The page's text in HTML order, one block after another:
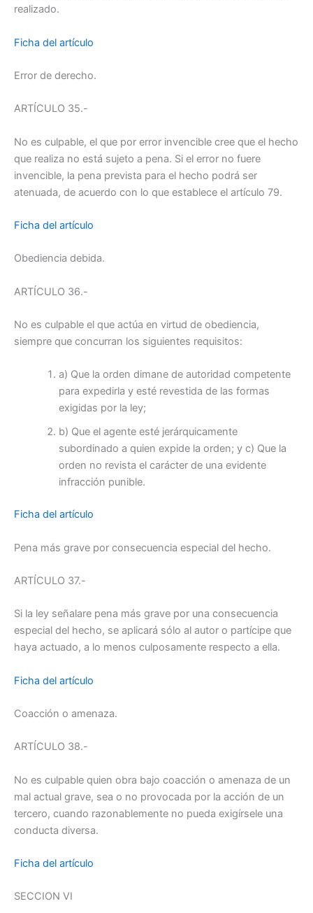
realizado.
Ficha del artículo
Error de derecho.
ARTÍCULO 35.-
No es culpable, el que por error invencible cree que el hecho
que realiza no está sujeto a pena. Si el error no fuere
invencible, la pena prevista para el hecho podrá ser
atenuada, de acuerdo con lo que establece el artículo 79.
Ficha del artículo
Obediencia debida.
ARTÍCULO 36.-
No es culpable el que actúa en virtud de obediencia,
siempre que concurran los siguientes requisitos:
a) Que la orden dimane de autoridad competente
para expedirla y esté revestida de las formas
exigidas por la ley;
b) Que el agente esté jerárquicamente
subordinado a quien expide la orden; y c) Que la
orden no revista el carácter de una evidente
infracción punible.
Ficha del artículo
Pena más grave por consecuencia especial del hecho.
ARTÍCULO 37.-
Si la ley señalare pena más grave por una consecuencia
especial del hecho, se aplicará sólo al autor o partícipe que
haya actuado, a lo menos culposamente respecto a ella.
Ficha del artículo
Coacción o amenaza.
ARTÍCULO 38.-
No es culpable quien obra bajo coacción o amenaza de un
mal actual grave, sea o no provocada por la acción de un
tercero, cuando razonablemente no pueda exigírsele una
conducta diversa.
Ficha del artículo
SECCION VI